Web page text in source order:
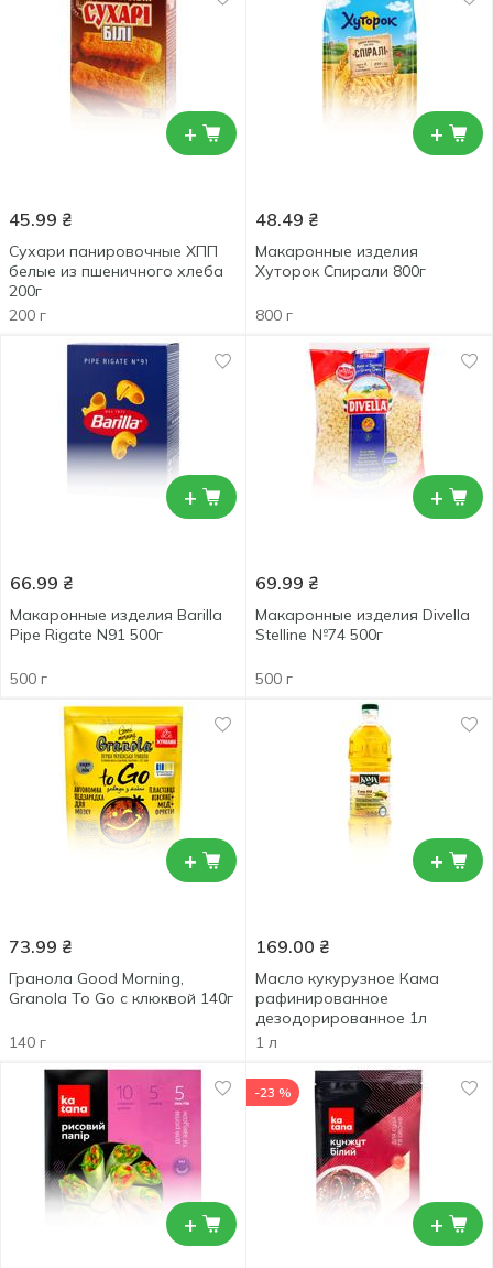
+
45.99 ₴
Сухари панировочные ХПП
белые из пшеничного хлеба
200г
200 г
+
48.49 ₴
Макаронные изделия
Хуторок Спирали 800г
800 г
+
66.99 ₴
Макаронные изделия Barilla
Pipe Rigate N91 500г
500 г
+
69.99 ₴
Макаронные изделия Divella
Stelline №74 500г
500 г
+
73.99 ₴
Гранола Good Morning,
Granola To Go с клюквой 140г
140 г
+
169.00 ₴
Масло кукурузное Кама
рафинированное
дезодорированное 1л
1 л
+ +
-23 %